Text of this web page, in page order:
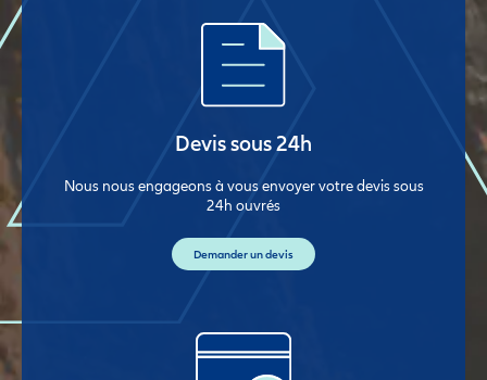
Devis sous 24h
Nous nous engageons à vous envoyer votre devis sous
24h ouvrés
Demander un devis